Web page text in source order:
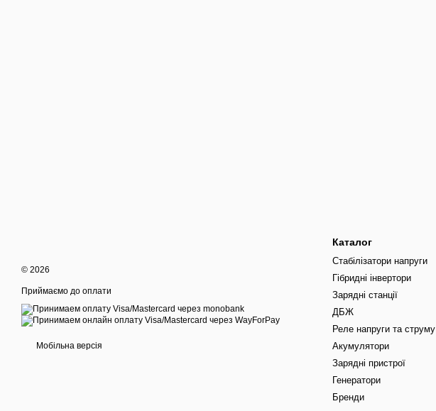
© 2026
Приймаємо до оплати
Мобільна версія
Каталог
Стабілізатори напруги
Гібридні інвертори
Зарядні станції
ДБЖ
Реле напруги та струму
Акумулятори
Зарядні пристрої
Генератори
Бренди